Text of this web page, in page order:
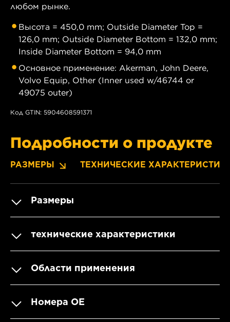
любом рынке.
Высота = 450,0 mm; Outside Diameter Top =
126,0 mm; Outside Diameter Bottom = 132,0 mm;
Inside Diameter Bottom = 94,0 mm
Основное применение: Akerman, John Deere,
Volvo Equip, Other (Inner used w/46744 or
49075 outer)
Код GTIN: 5904608591371
Подробности о продукте
РАЗМЕРЫ ТЕХНИЧЕСКИЕ
Размеры
технические характеристики
Области применения
Номера OE